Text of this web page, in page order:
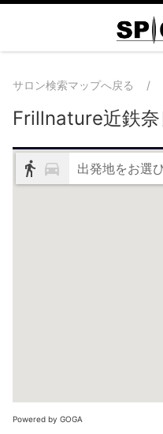
サロン検索マップへ戻る
Frillnature近鉄
出発地をお選
Powered by GOGA